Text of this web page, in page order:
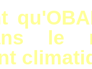
le